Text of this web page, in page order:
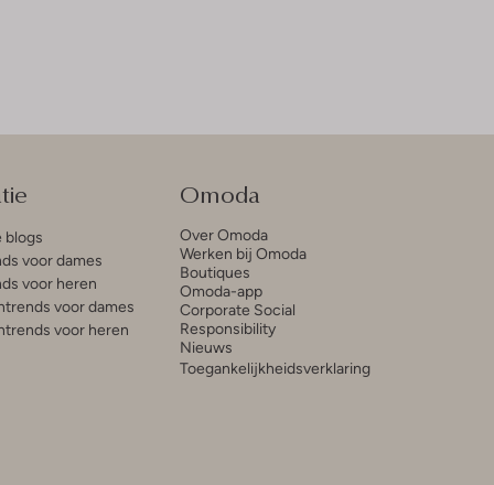
blogs
voor dames
voor heren
voor dames
voor heren
Omoda
Over Omoda
Werken bij Omoda
Boutiques
Omoda-app
Corporate Social
Responsibility
Nieuws
Toegankelijkheidsverklaring